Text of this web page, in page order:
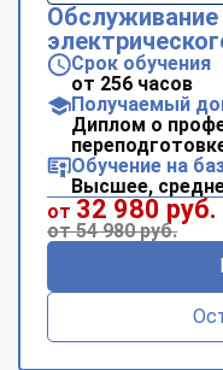
Обслуживание
Срок обучения
от 256 часов
Получаемый
Диплом о
Обучение на
Высшее,
от 32 980 руб.
от 54 980 руб.